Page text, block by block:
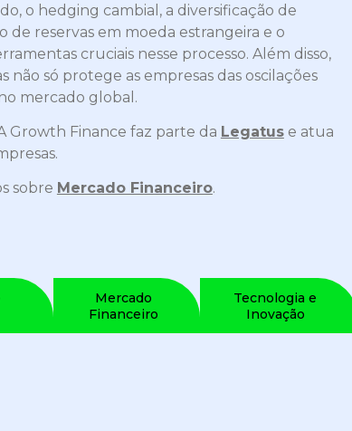
o hedging cambial, a diversificação de
reservas em moeda estrangeira e o
cruciais nesse processo. Além disso,
só protege as empresas das oscilações
mercado global.
Growth Finance faz parte da Legatuse atua
sobre Mercado Financeiro.
Mercado
Financeiro
Tecnologia e
Inovação